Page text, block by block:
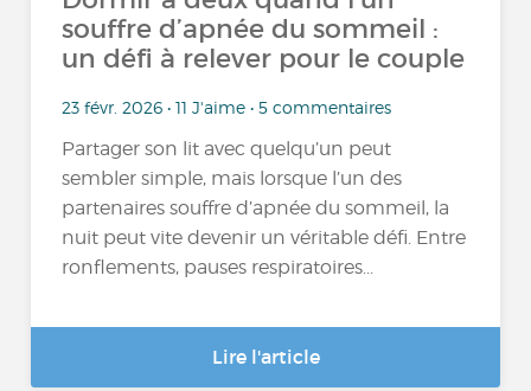
souffre d’apnée du sommeil :
un défi à relever pour le couple
23 févr. 2026 • 11 J'aime • 5 commentaires
Partager son lit avec quelqu’un peut
sembler simple, mais lorsque l’un des
partenaires souffre d’apnée du sommeil, la
nuit peut vite devenir un véritable défi. Entre
ronflements, pauses respiratoires...
Lire l'article